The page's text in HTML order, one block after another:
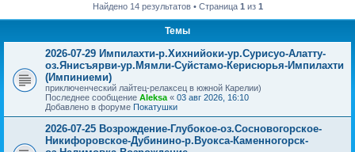
Найдено 14 результатов • Страница 1 из 1
Темы
2026-07-29 Импилахти-р.Хихнийоки-ур.Сурисуо-Алатту-
оз.Янисъярви-ур.Мямли-Суйстамо-Керисюрья-Импилахти
(Импиниеми)
приключенческий лайтец-релаксец в южной Карелии)
Последнее сообщение Aleksa « 03 авг 2026, 16:10
Добавлено в форуме Покатушки
2026-07-25 Возрождение-Глубокое-оз.Сосновогорское-
Никифоровское-Дубинино-р.Вуокса-Каменногорск-